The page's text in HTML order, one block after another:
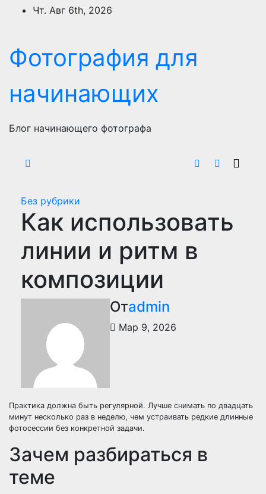
ПерейтиЧт. Авг 6th, 2026
Фотография для
начинающих
Блог начинающего фотографа
Без рубрики
Как использовать
линии и ритм в
композиции
Отadmin
Мар 9, 2026
Практика должна быть регулярной. Лучше снимать по двадцать
минут несколько раз в неделю, чем устраивать редкие длинные
фотосессии без конкретной задачи.
Зачем разбираться в
теме